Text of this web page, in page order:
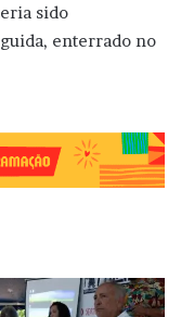
sido
enterrado no